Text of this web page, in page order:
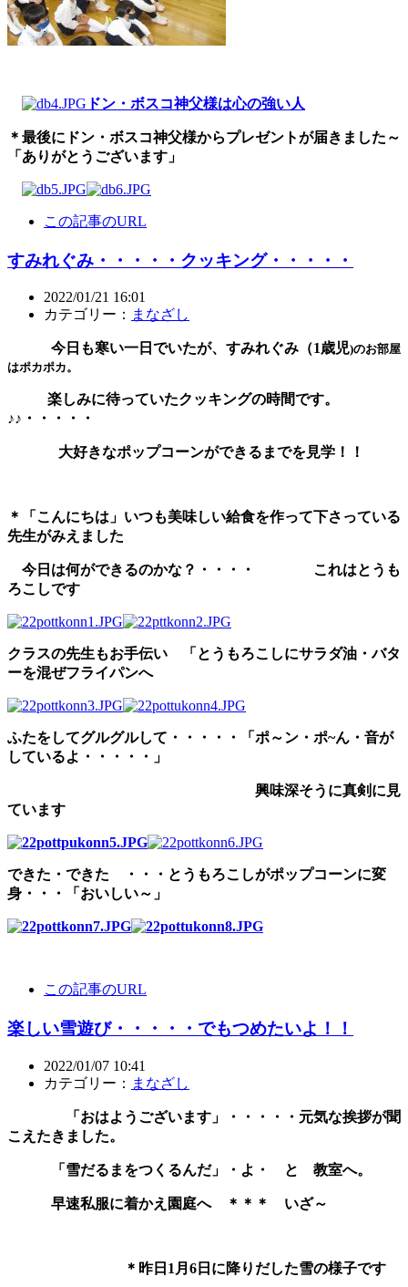
ドン・ボスコ神父様は心の強い人
＊最後にドン・ボスコ神父様からプレゼントが届きました～
「ありがとうございます」
この記事のURL
すみれぐみ・・・・・クッキング・・・・・
2022/01/21 16:01
カテゴリー： まなざし
今日も寒い一日でいたが、すみれぐみ（1歳児)のお部屋
はポカポカ。
楽しみに待っていたクッキングの時間です。
♪♪・・・・・
大好きなポップコーンができるまでを見学！！
＊「こんにちは」いつも美味しい給食を作って下さっている
先生がみえました
今日は何ができるのかな？・・・・ これはとうも
ろこしです
クラスの先生もお手伝い 「とうもろこしにサラダ油・バタ
ーを混ぜフライパンへ
ふたをしてグルグルして・・・・・「ポ～ン・ポ~ん・音が
しているよ・・・・・」
興味深そうに真剣に見
ています
できた・できた ・・・とうもろこしがポップコーンに変
身・・・「おいしい～」
この記事のURL
楽しい雪遊び・・・・・でもつめたいよ！！
2022/01/07 10:41
カテゴリー： まなざし
「おはようございます」・・・・・元気な挨拶が聞
こえたきました。
「雪だるまをつくるんだ」・よ・ と 教室へ。
早速私服に着かえ園庭へ ＊＊＊ いざ～
＊昨日1月6日に降りだした雪の様子です